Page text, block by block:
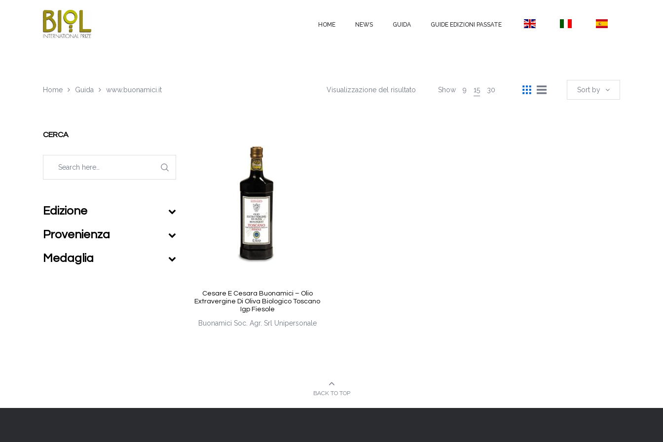
HOME NEWS GUIDA GUIDE EDIZIONI PASSATE
Home Guida www.buonamici.it Sort by
Visualizzazione del risultato Show 9 15 30
Cesare E Cesara Buonamici – Olio
Extravergine Di Oliva Biologico Toscano
Igp Fiesole
Buonamici Soc. Agr. Srl Unipersonale
CERCA
Edizione
Provenienza
Medaglia
BACK TO TOP